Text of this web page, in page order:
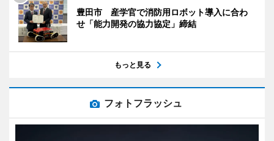
豊田市 産学官で消防用ロボット導入に合わ
せ「能力開発の協力協定」締結
もっと見る
フォトフラッシュ